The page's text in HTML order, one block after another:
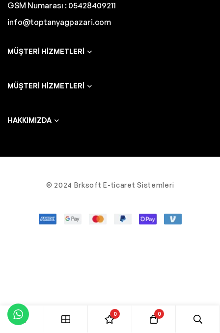
GSM Numarası : 05428409211
info@toptanyagpazari.com
MÜŞTERI HIZMETLERI
MÜŞTERI HIZMETLERI
HAKKIMIZDA
© 2024 Brksoft E-ticaret Sistemleri
0 0